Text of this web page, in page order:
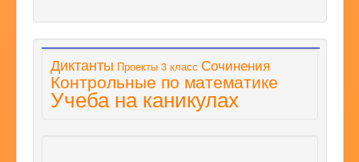
Диктанты Проекты 3 класс Сочинения
Контрольные по математике
Учеба на каникулах